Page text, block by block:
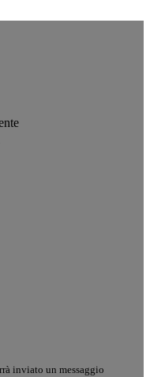
inviato un messaggio